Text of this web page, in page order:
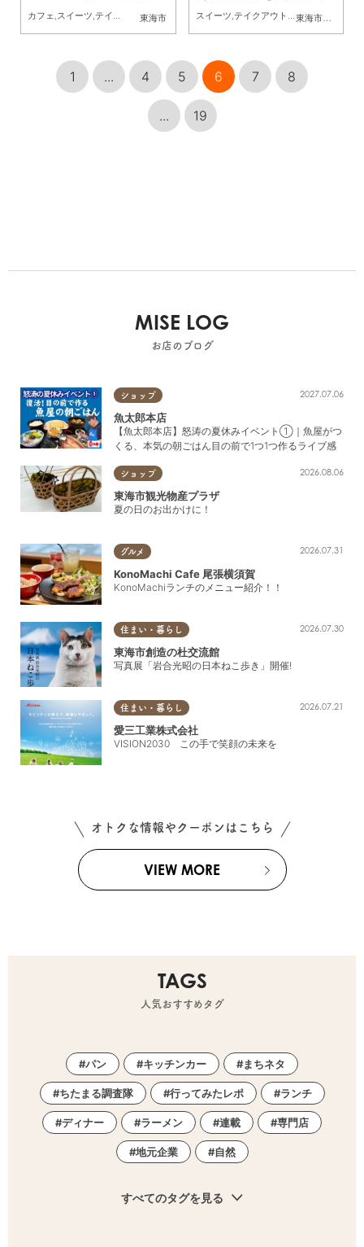
東海市
カフェ スイーツ テイクアウト ,まちネタ 行ってみたレポ 東海市大府市
スイーツ,テイクアウト ,キッチンカー
1 ... 4 5 6 7 8
... 19
MISE LOG
お店のブログ
ショップ 2027.07.06
魚太郎本店
【魚太郎本店】怒涛の夏休みイベント①｜魚屋がつ
くる、本気の朝ごはん目の前で1つ1つ作るライブ感
ショップ 2026.08.06
東海市観光物産プラザ
夏の日のお出かけに！
グルメ 2026.07.31
KonoMachi Cafe 尾張横須賀
KonoMachiランチのメニュー紹介！！
住まい・暮らし 2026.07.30
東海市創造の杜交流館
写真展「岩合光昭の日本ねこ歩き」開催!
住まい・暮らし 2026.07.21
愛三工業株式会社
VISION2030 この手で笑顔の未来を
オトクな情報やクーポンはこちら
VIEW MORE
TAGS
人気おすすめタグ
パン キッチンカー まちネタ
ちたまる調査隊 行ってみたレポ ランチ
ディナー ラーメン 連載 専門店
地元企業 自然
すべてのタグを見る